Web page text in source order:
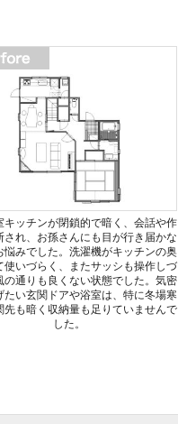
キッチンが閉鎖的で暗く、会話や作
され、お孫さんにも目が行き届かな
悩みでした。洗濯機がキッチンの奥
使いづらく、またサッシも操作しづ
の通りも良くない状態でした。気密
たい玄関ドアや浴室は、特に冬場寒
先も暗く収納量も足りていませんで
した。